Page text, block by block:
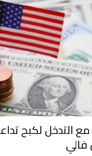
مع التدخل لكبح